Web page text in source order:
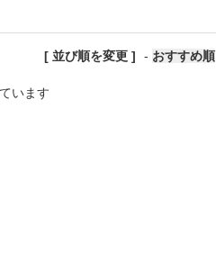
[ 並び順を変更 ] - おすすめ順
います